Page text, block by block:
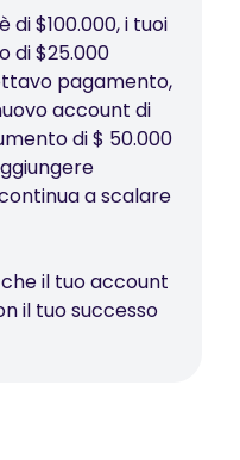
di $100.000, i tuoi
di $25.000
pagamento,
account di
di $ 50.000
a scalare
il tuo account
il tuo successo